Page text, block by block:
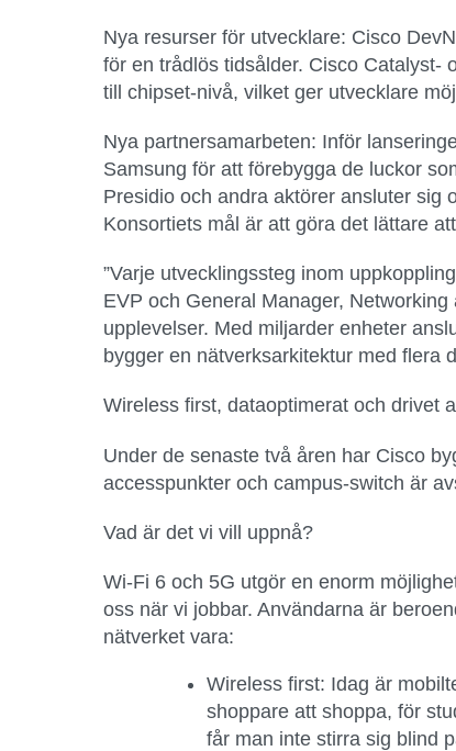
Nya resurser för utvecklare: Cisco
för en trådlös tidsålder. Cisco Catalyst-
till chipset-nivå, vilket ger utvecklare
Nya partnersamarbeten: Inför
Samsung för att förebygga de luckor
Presidio och andra aktörer ansluter sig
Konsortiets mål är att göra det lättare
”Varje utvecklingssteg inom
EVP och General Manager,
upplevelser. Med miljarder enheter
bygger en nätverksarkitektur med flera
Wireless first, dataoptimerat och drivet
Under de senaste två åren har Cisco
accesspunkter och campus-switch är
Vad är det vi vill uppnå?
Wi-Fi 6 och 5G utgör en enorm
oss när vi jobbar. Användarna är
nätverket vara:
Wireless first: Idag är
shoppare att shoppa, för
får man inte stirra sig blind